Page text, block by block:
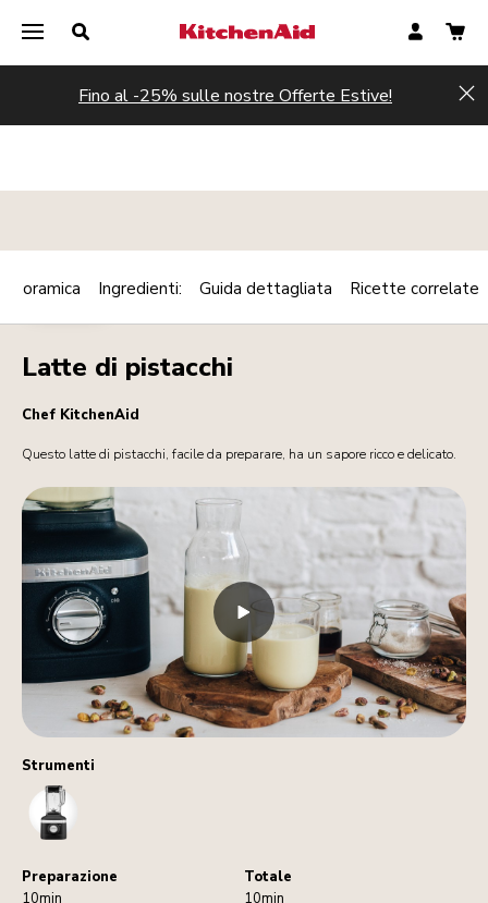
Fino al -25% sulle nostre Offerte Estive!
Strumenti
Blender
Preparazione
10min
Totale
10min
BEVANDE Print
Latte di pistacchi
Chef KitchenAid
Questo latte di pistacchi, facile da preparare, ha un sapore ricco e delicato.
Ingredienti: Guida dettagliata Ricette correlate